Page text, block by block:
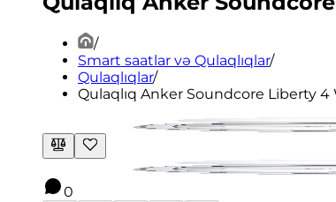
/
Smart saatlar və Qulaqlıqlar/
Qulaqlıqlar/
Qulaqlıq Anker Soundcore Liberty 4
0